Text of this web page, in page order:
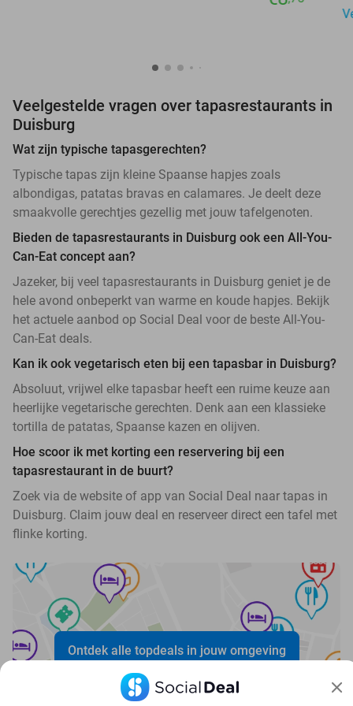
Veelgestelde vragen over tapasrestaurants in
Duisburg
Wat zijn typische tapasgerechten?
Typische tapas zijn kleine Spaanse hapjes zoals
albondigas, patatas bravas en calamares. Je deelt deze
smaakvolle gerechtjes gezellig met jouw tafelgenoten.
Bieden de tapasrestaurants in Duisburg ook een All-You-
Can-Eat concept aan?
Jazeker, bij veel tapasrestaurants in Duisburg geniet je de
hele avond onbeperkt van warme en koude hapjes. Bekijk
het actuele aanbod op Social Deal voor de beste All-You-
Can-Eat deals.
Kan ik ook vegetarisch eten bij een tapasbar in Duisburg?
Absoluut, vrijwel elke tapasbar heeft een ruime keuze aan
heerlijke vegetarische gerechten. Denk aan een klassieke
tortilla de patatas, Spaanse kazen en olijven.
Hoe scoor ik met korting een reservering bij een
tapasrestaurant in de buurt?
Zoek via de website of app van Social Deal naar tapas in
Duisburg. Claim jouw deal en reserveer direct een tafel met
flinke korting.
Ontdek alle topdeals in jouw omgeving